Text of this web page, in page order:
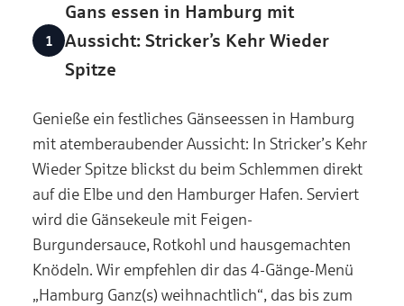
Gans essen in Hamburg mit
Aussicht: Stricker’s Kehr Wieder
Spitze
Genieße ein festliches Gänseessen in Hamburg
mit atemberaubender Aussicht: In Stricker’s Kehr
Wieder Spitze blickst du beim Schlemmen direkt
auf die Elbe und den Hamburger Hafen. Serviert
wird die Gänsekeule mit Feigen-
Burgundersauce, Rotkohl und hausgemachten
Knödeln. Wir empfehlen dir das 4-Gänge-Menü
„Hamburg Ganz(s) weihnachtlich“, das bis zum